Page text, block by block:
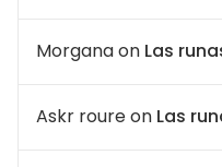
Morganaon Las
Askr roureon Las